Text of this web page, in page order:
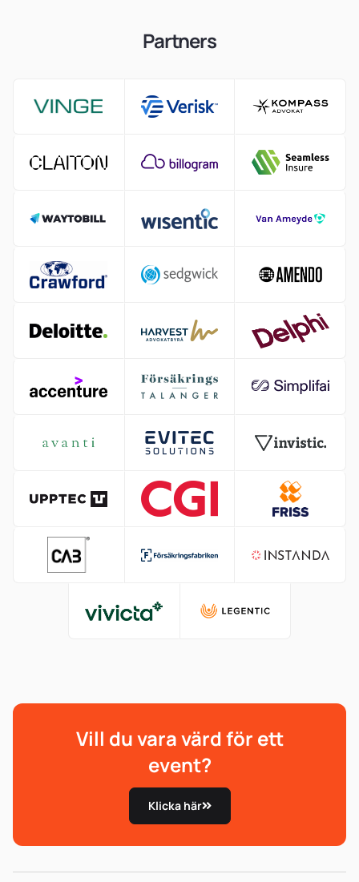
Partners
Vill du vara värd för ett
event?
Klicka här